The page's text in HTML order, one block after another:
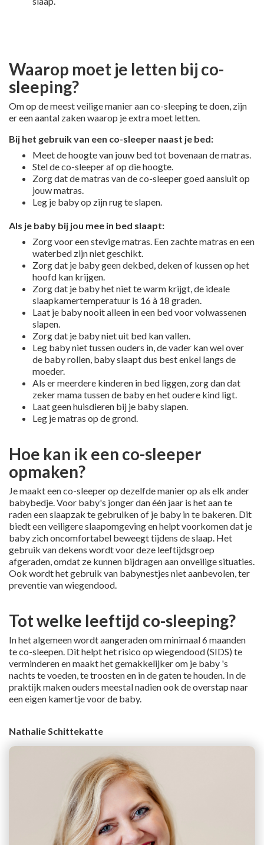
Waarop moet je letten bij co-
sleeping?
Om op de meest veilige manier aan co-sleeping te doen, zijn
er een aantal zaken waarop je extra moet letten.
Bij het gebruik van een co-sleeper naast je bed:
Meet de hoogte van jouw bed tot bovenaan de matras.
Stel de co-sleeper af op die hoogte.
Zorg dat de matras van de co-sleeper goed aansluit op
jouw matras.
Leg je baby op zijn rug te slapen.
Als je baby bij jou mee in bed slaapt:
Zorg voor een stevige matras. Een zachte matras en een
waterbed zijn niet geschikt.
Zorg dat je baby geen dekbed, deken of kussen op het
hoofd kan krijgen.
Zorg dat je baby het niet te warm krijgt, de ideale
slaapkamertemperatuur is 16 à 18 graden.
Laat je baby nooit alleen in een bed voor volwassenen
slapen.
Zorg dat je baby niet uit bed kan vallen.
Leg baby niet tussen ouders in, de vader kan wel over
de baby rollen, baby slaapt dus best enkel langs de
moeder.
Als er meerdere kinderen in bed liggen, zorg dan dat
zeker mama tussen de baby en het oudere kind ligt.
Laat geen huisdieren bij je baby slapen.
Leg je matras op de grond.
Hoe kan ik een co-sleeper
opmaken?
Je maakt een co-sleeper op dezelfde manier op als elk ander
babybedje. Voor baby's jonger dan één jaar is het aan te
raden een slaapzak te gebruiken of je baby in te bakeren. Dit
biedt een veiligere slaapomgeving en helpt voorkomen dat je
baby zich oncomfortabel beweegt tijdens de slaap. Het
gebruik van dekens wordt voor deze leeftijdsgroep
afgeraden, omdat ze kunnen bijdragen aan onveilige situaties.
Ook wordt het gebruik van babynestjes niet aanbevolen, ter
preventie van wiegendood.
Tot welke leeftijd co-sleeping?
In het algemeen wordt aangeraden om minimaal 6 maanden
te co-sleepen. Dit helpt het risico op wiegendood (SIDS) te
verminderen en maakt het gemakkelijker om je baby 's
nachts te voeden, te troosten en in de gaten te houden. In de
praktijk maken ouders meestal nadien ook de overstap naar
een eigen kamertje voor de baby.
Nathalie Schittekatte